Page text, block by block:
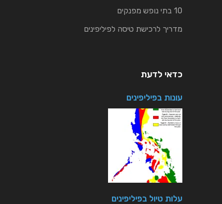
10 בתי נופש מפנקים
מדריך לרכישת טיסה לפיליפינים
כדאי לדעת
עונות בפיליפינים
עלות טיול בפיליפינים